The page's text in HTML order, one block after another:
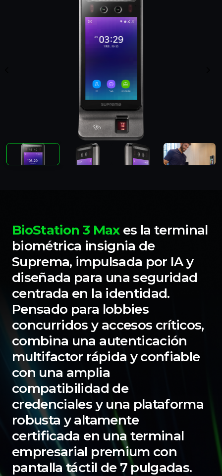
BioStation 3 Maxes la terminal
biométrica insignia de
Suprema, impulsada por IA y
diseñada para una seguridad
centrada en la identidad.
Pensado para lobbies
concurridos y accesos críticos,
combina una autenticación
multifactor rápida y confiable
con una amplia
compatibilidad de
credenciales y una plataforma
robusta y altamente
certificada en una terminal
empresarial premium con
pantalla táctil de 7 pulgadas.